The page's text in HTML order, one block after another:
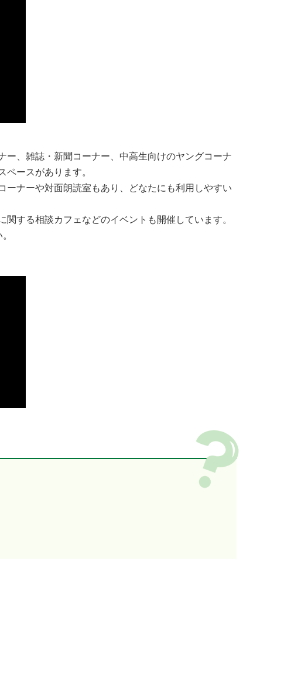
、雑誌・新聞コーナー、中高生向けのヤングコーナ
ースがあります。
ーナーや対面朗読室もあり、どなたにも利用しやすい
する相談カフェなどのイベントも開催しています。